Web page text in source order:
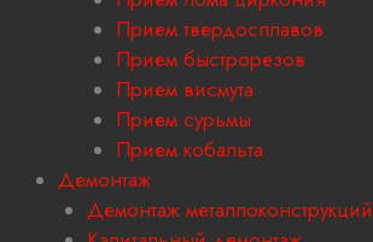
Прием твердосплавов
Прием быстрорезов
Прием висмута
Прием сурьмы
Прием кобальта
Демонтаж
Демонтаж металлоконструкций